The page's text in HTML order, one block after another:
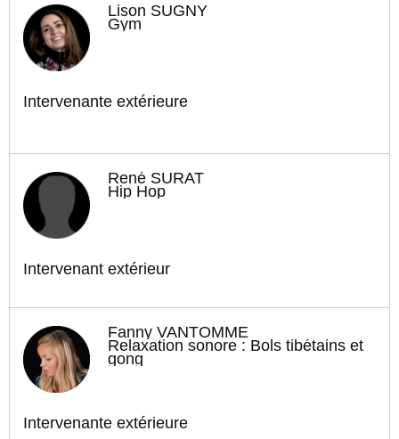
Lison SUGNY
Gym
Intervenante extérieure
René SURAT
Hip Hop
Intervenant extérieur
Fanny VANTOMME
Relaxation sonore : Bols tibétains et
gong
Intervenante extérieure